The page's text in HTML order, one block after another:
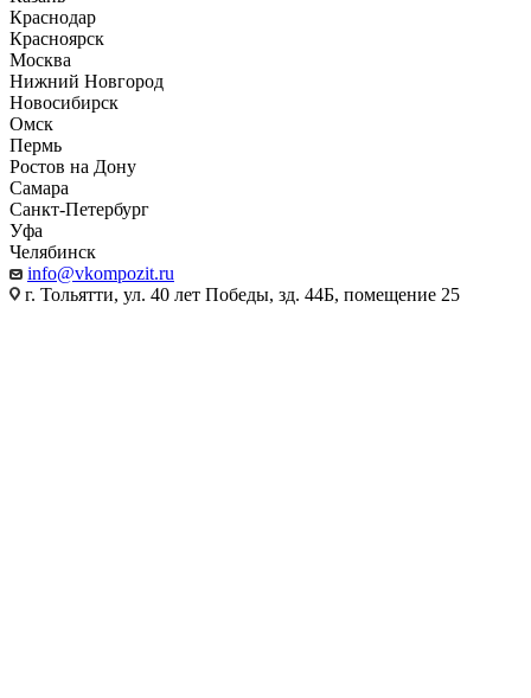
Краснодар
Красноярск
Москва
Нижний Новгород
Новосибирск
Омск
Пермь
Ростов на Дону
Самара
Санкт-Петербург
Уфа
Челябинск
info@vkompozit.ru
г. Тольятти, ул. 40 лет Победы, зд. 44Б, помещение 25